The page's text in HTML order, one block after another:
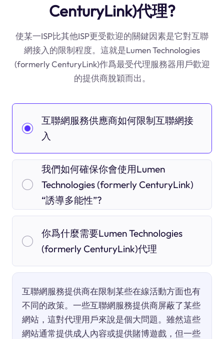
CenturyLink)代理?
使某一ISP比其他ISP更受歡迎的關鍵因素是它對互聯
網接入的限制程度。這就是Lumen Technologies
(formerly CenturyLink)作爲最受代理服務器用戶歡迎
的提供商脫穎而出。
互聯網服務供應商如何限制互聯網接
入
我們如何確保你會使用Lumen
Technologies (formerly CenturyLink)
“誘導多能性”?
你爲什麼需要Lumen Technologies
(formerly CenturyLink)代理
互聯網服務提供商在限制某些在線活動方面也有
不同的政策。一些互聯網服務提供商屏蔽了某些
網站，這對代理用戶來說是個大問題。雖然這些
網站通常提供成人內容或提供賭博遊戲，但一些